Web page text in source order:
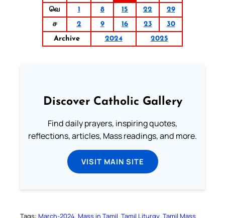
வெ
1 8 15 22
29
ச
2 9 16 23
30
Archive
2024 2025
Discover Catholic Gallery
Find daily prayers, inspiring quotes,
reflections, articles, Mass readings, and more.
VISIT MAIN SITE